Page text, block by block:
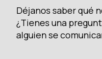
Déjanos saber qué
¿Tienes una
alguien se